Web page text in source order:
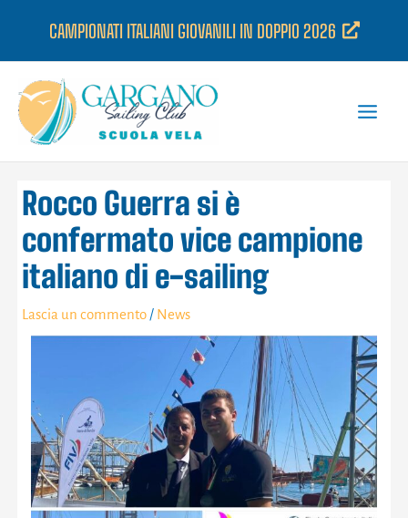
CAMPIONATI ITALIANI GIOVANILI IN DOPPIO 2026
Rocco Guerra si è
confermato vice campione
italiano di e-sailing
Lascia un commento / News